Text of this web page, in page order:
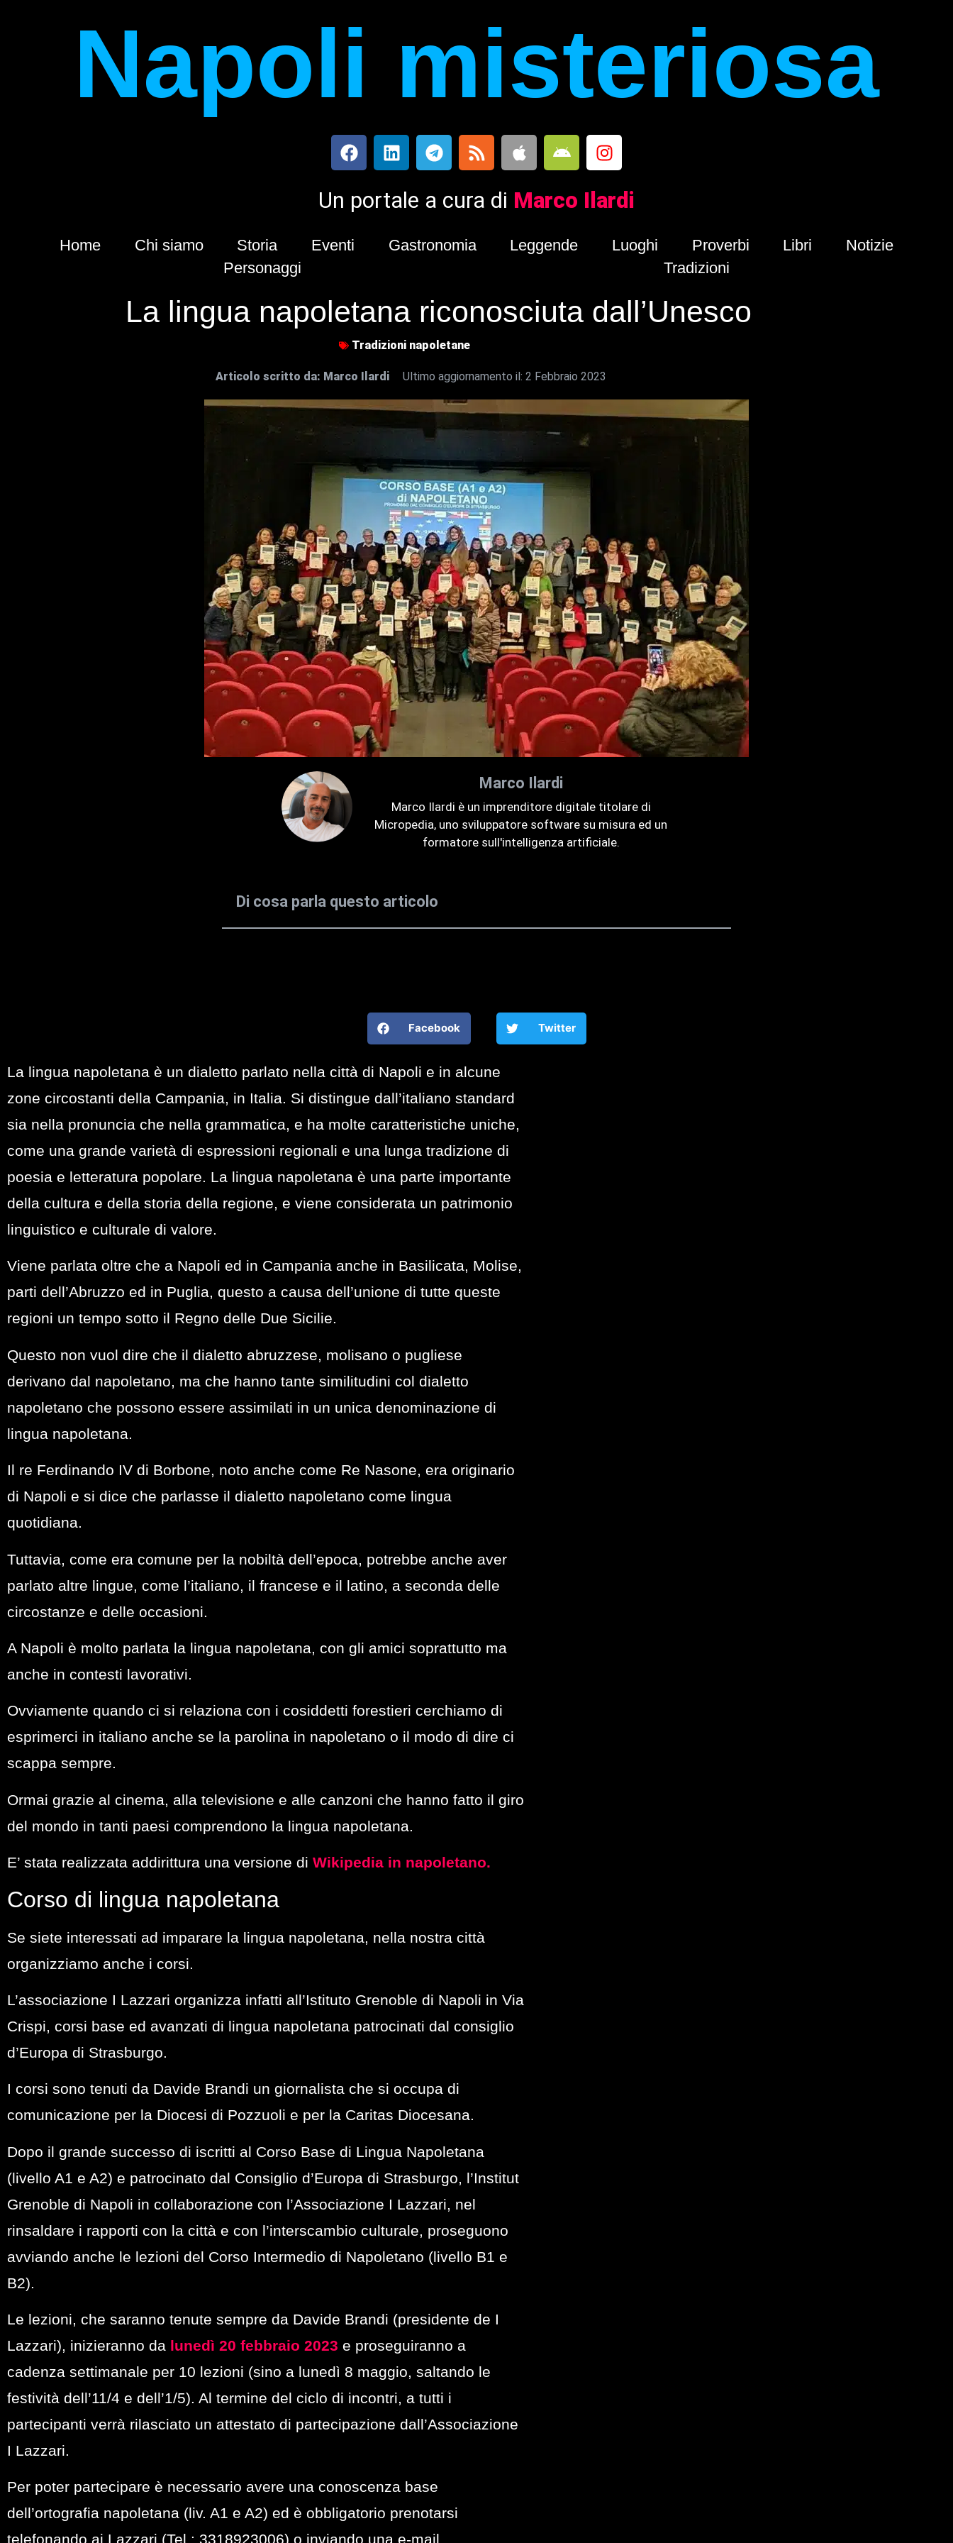
Napoli misteriosa
Un portale a cura di Marco Ilardi
Home Chi siamo Storia Eventi Gastronomia Leggende Luoghi Proverbi Libri
Notizie
Personaggi
Tradizioni
La lingua napoletana riconosciuta dall’Unesco
Tradizioni napoletane
Articolo scritto da: Marco Ilardi Ultimo aggiornamento il: 2 Febbraio 2023
Marco Ilardi
Marco Ilardi è un imprenditore digitale titolare di
Micropedia, uno sviluppatore software su misura ed un
formatore sull'intelligenza artificiale.
Di cosa parla questo articolo
Facebook Twitter
La lingua napoletana è un dialetto parlato nella città di Napoli e in alcune
zone circostanti della Campania, in Italia. Si distingue dall’italiano standard
sia nella pronuncia che nella grammatica, e ha molte caratteristiche uniche,
come una grande varietà di espressioni regionali e una lunga tradizione di
poesia e letteratura popolare. La lingua napoletana è una parte importante
della cultura e della storia della regione, e viene considerata un patrimonio
linguistico e culturale di valore.
Viene parlata oltre che a Napoli ed in Campania anche in Basilicata, Molise,
parti dell’Abruzzo ed in Puglia, questo a causa dell’unione di tutte queste
regioni un tempo sotto il Regno delle Due Sicilie.
Questo non vuol dire che il dialetto abruzzese, molisano o pugliese
derivano dal napoletano, ma che hanno tante similitudini col dialetto
napoletano che possono essere assimilati in un unica denominazione di
lingua napoletana.
Il re Ferdinando IV di Borbone, noto anche come Re Nasone, era originario
di Napoli e si dice che parlasse il dialetto napoletano come lingua
quotidiana.
Tuttavia, come era comune per la nobiltà dell’epoca, potrebbe anche aver
parlato altre lingue, come l’italiano, il francese e il latino, a seconda delle
circostanze e delle occasioni.
A Napoli è molto parlata la lingua napoletana, con gli amici soprattutto ma
anche in contesti lavorativi.
Ovviamente quando ci si relaziona con i cosiddetti forestieri cerchiamo di
esprimerci in italiano anche se la parolina in napoletano o il modo di dire ci
scappa sempre.
Ormai grazie al cinema, alla televisione e alle canzoni che hanno fatto il giro
del mondo in tanti paesi comprendono la lingua napoletana.
E’ stata realizzata addirittura una versione di Wikipedia in napoletano.
Corso di lingua napoletana
Se siete interessati ad imparare la lingua napoletana, nella nostra città
organizziamo anche i corsi.
L’associazione I Lazzari organizza infatti all’Istituto Grenoble di Napoli in Via
Crispi, corsi base ed avanzati di lingua napoletana patrocinati dal consiglio
d’Europa di Strasburgo.
I corsi sono tenuti da Davide Brandi un giornalista che si occupa di
comunicazione per la Diocesi di Pozzuoli e per la Caritas Diocesana.
Dopo il grande successo di iscritti al Corso Base di Lingua Napoletana
(livello A1 e A2) e patrocinato dal Consiglio d’Europa di Strasburgo, l’Institut
Grenoble di Napoli in collaborazione con l’Associazione I Lazzari, nel
rinsaldare i rapporti con la città e con l’interscambio culturale, proseguono
avviando anche le lezioni del Corso Intermedio di Napoletano (livello B1 e
B2).
Le lezioni, che saranno tenute sempre da Davide Brandi (presidente de I
Lazzari), inizieranno da lunedì 20 febbraio 2023 e proseguiranno a
cadenza settimanale per 10 lezioni (sino a lunedì 8 maggio, saltando le
festività dell’11/4 e dell’1/5). Al termine del ciclo di incontri, a tutti i
partecipanti verrà rilasciato un attestato di partecipazione dall’Associazione
I Lazzari.
Per poter partecipare è necessario avere una conoscenza base
dell’ortografia napoletana (liv. A1 e A2) ed è obbligatorio prenotarsi
telefonando ai Lazzari (Tel.: 3318923006) o inviando una e-mail